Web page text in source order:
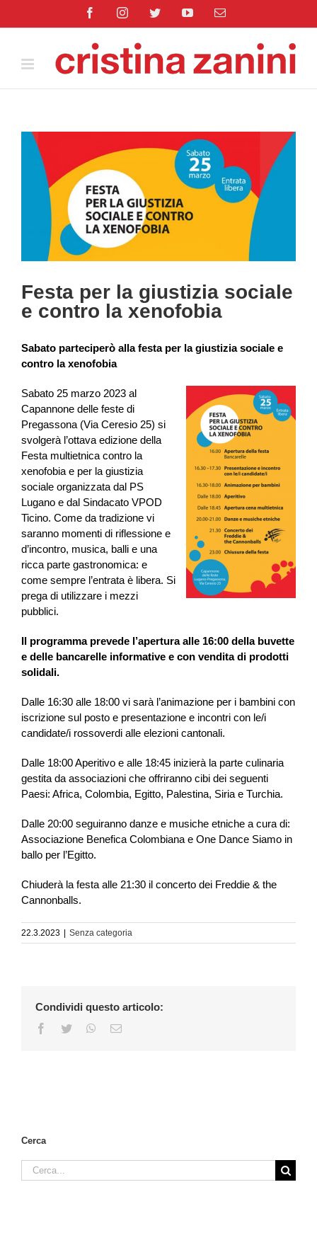
FacebookInstagramTwitterYouTubeEmail
Ingrandisci
immagine
Festa per la giustizia sociale
e contro la xenofobia
Sabato parteciperò alla festa per la giustizia sociale e
contro la xenofobia
Sabato 25 marzo 2023 al
Capannone delle feste di
Pregassona (Via Ceresio 25) si
svolgerà l’ottava edizione della
Festa multietnica contro la
xenofobia e per la giustizia
sociale organizzata dal PS
Lugano e dal Sindacato VPOD
Ticino. Come da tradizione vi
saranno momenti di riflessione e
d’incontro, musica, balli e una
ricca parte gastronomica: e
come sempre l’entrata è libera. Si
prega di utilizzare i mezzi
pubblici.
Il programma prevede l’apertura alle 16:00 della buvette
e delle bancarelle informative e con vendita di prodotti
solidali.
Dalle 16:30 alle 18:00 vi sarà l’animazione per i bambini con
iscrizione sul posto e presentazione e incontri con le/i
candidate/i rossoverdi alle elezioni cantonali.
Dalle 18:00 Aperitivo e alle 18:45 inizierà la parte culinaria
gestita da associazioni che offriranno cibi dei seguenti
Paesi: Africa, Colombia, Egitto, Palestina, Siria e Turchia.
Dalle 20:00 seguiranno danze e musiche etniche a cura di:
Associazione Benefica Colombiana e One Dance Siamo in
ballo per l’Egitto.
Chiuderà la festa alle 21:30 il concerto dei Freddie & the
Cannonballs.
22.3.2023 Senza categoria
Condividi questo articolo:
Facebook
Twitter WhatsApp
Email
Cerca
Cerca
per: